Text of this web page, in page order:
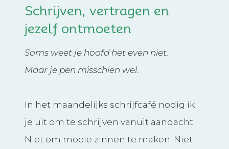
Schrijven, vertragen en
jezelf ontmoeten
Soms weet je hoofd het even niet.
Maar je pen misschien wel.
In het maandelijks schrijfcafé nodig ik
je uit om te schrijven vanuit aandacht.
Niet om mooie zinnen te maken. Niet